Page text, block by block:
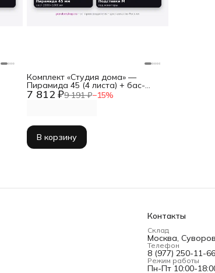
7 812 ₽9 191 ₽−15%
Комплект «Студия дома» —
Пирамида 45 (4 листа) + бас-
ловушки (4 шт) + подставки под
В корзину
Контакты
Склад
Москва,
Телефон
8 (977) 250-11-66
Режим работы
Пн-Пт 10:00-